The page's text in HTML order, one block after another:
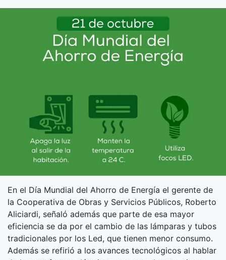
En el Día Mundial del Ahorro de Energía el gerente de
la Cooperativa de Obras y Servicios Públicos, Roberto
Aliciardi, señaló además que parte de esa mayor
eficiencia se da por el cambio de las lámparas y tubos
tradicionales por los Led, que tienen menor consumo.
Además se refirió a los avances tecnológicos al hablar